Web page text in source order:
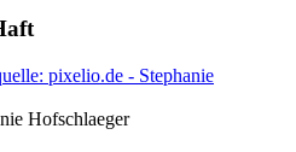
Hofschlaeger